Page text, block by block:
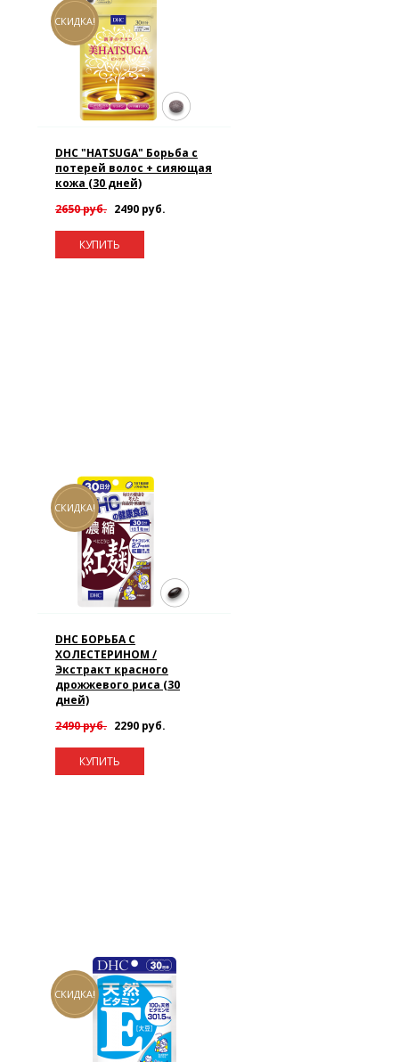
СКИДКА!
DHC "HATSUGA" Борьба с
потерей волос + сияющая
кожа (30 дней)
2650 руб. 2490 руб.
КУПИТЬ
СКИДКА!
DHC БОРЬБА С
ХОЛЕСТЕРИНОМ /
Экстракт красного
дрожжевого риса (30
дней)
2490 руб. 2290 руб.
КУПИТЬ
СКИДКА!